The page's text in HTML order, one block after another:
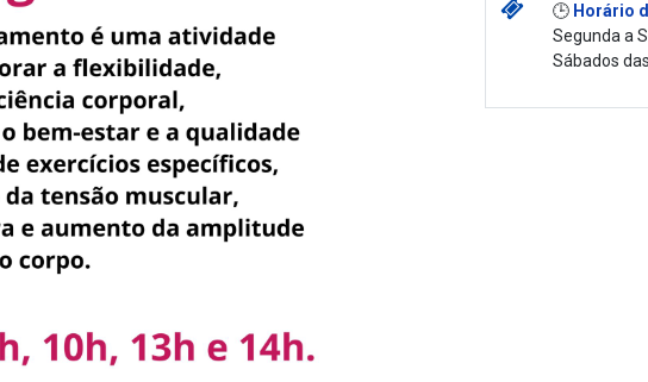
🕒 Horário
Segunda a
Sábados das